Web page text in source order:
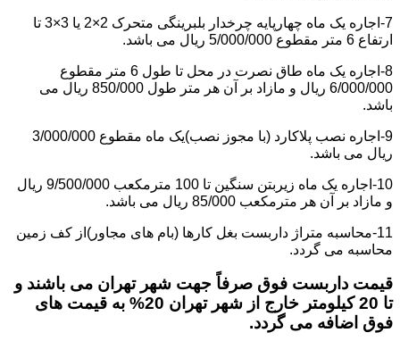
7-اجاره یک ماه چهارپایه چرخدار بلبرینگی متحرک 2×2 یا 3×3 تا
ارتفاع 6 متر مقطوع 5/000/000 ریال می باشد.
8-اجاره یک ماه طاق نصرت در محل تا طول 6 متر مقطوع
6/000/000 ریال و مازاد بر آن هر متر طول 850/000 ریال می
باشد.
9-اجاره نصب پلاکارد (با مجوز نصب)یک ماه مقطوع 3/000/000
ریال می باشد.
10-اجاره یک ماه زیربتن سنگین تا 100 مترمکعب 9/500/000 ریال
و مازاد بر آن هر مترمکعب 85/000 ریال می باشد.
11-محاسبه متراژ داربست بغل کارها (بام های مجاور)از کف زمین
محاسبه می گردد.
قیمت داربست فوق صرفاً جهت شهر تهران می باشند و
تا 20 کیلومتر خارج از شهر تهران 20% به قیمت های
فوق اضافه می گردد.